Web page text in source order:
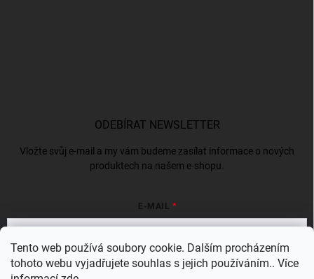
Tento web používá soubory cookie. Dalším procházením
tohoto webu vyjadřujete souhlas s jejich používáním.. Více
ODEBÍRAT NEWSLETTER
Vložte svůj e-mail a my vám budeme zasílat informace o nových
produktech na našem e-shopu.
E-MAIL
Vložením e-mailu souhlasíte s